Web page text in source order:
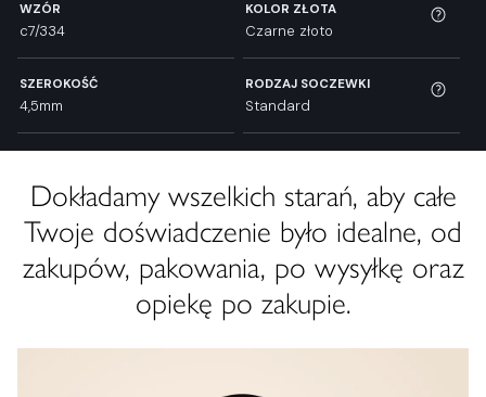
WZÓR
c7/334
KOLOR ZŁOTA
Czarne złoto
SZEROKOŚĆ
4,5mm
RODZAJ SOCZEWKI
Standard
Dokładamy wszelkich starań, aby całe
Twoje doświadczenie było idealne, od
zakupów, pakowania, po wysyłkę oraz
opiekę po zakupie.